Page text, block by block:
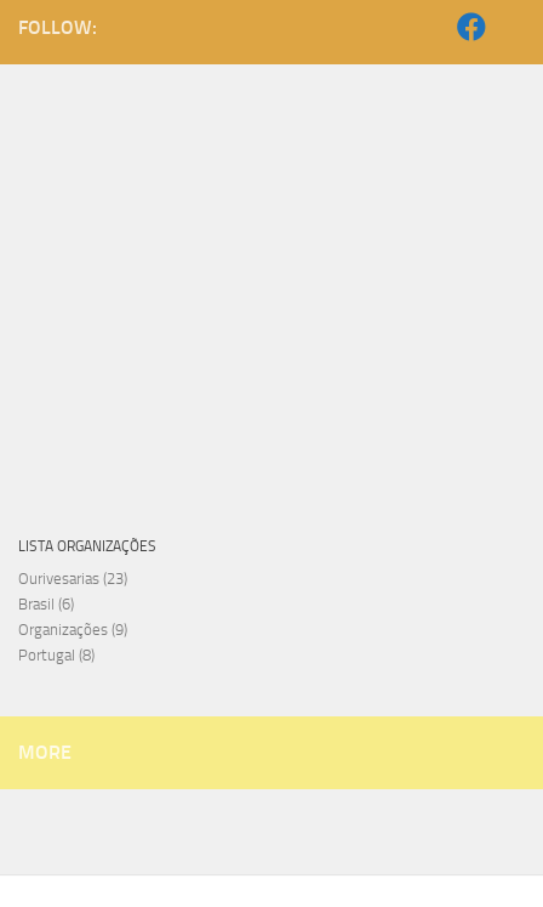
FOLLOW:
LISTA ORGANIZAÇÕES
Ourivesarias (23)
Brasil (6)
Organizações (9)
Portugal (8)
MORE